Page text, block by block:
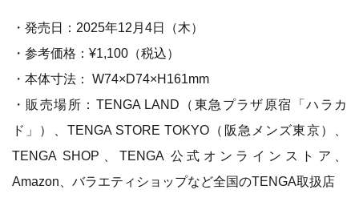
・発売日：2025年12月4日（木）
・参考価格：¥1,100（税込）
・本体寸法： W74×D74×H161mm
・販売場所：TENGA LAND（東急プラザ原宿「ハラカ
ド」）、TENGA STORE TOKYO（阪急メンズ東京）、
TENGA SHOP、TENGA 公式オンラインストア、
Amazon、バラエティショップなど全国のTENGA取扱店